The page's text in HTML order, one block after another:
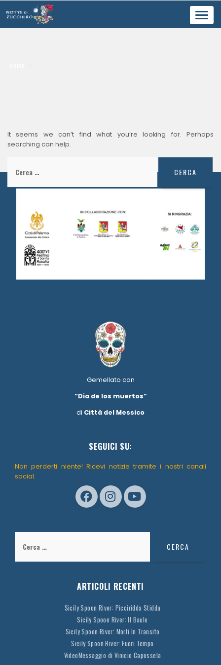
It seems we can’t find what you’re looking for. Perhaps
searching can help.
per:
Gemellato con
“Dia de los muertos”
di Città del Messico
SEGUICI SU:
Non perderti niente! Ricevi notizie tramite i nostri canali
social.
per:
ARTICOLI RECENTI
Sicily Spoon River: Picciridda Stidda
Sicily Spoon River: Il Baule
Sicily Spoon River: Morti In Transito
Sicily Spoon River: Fuori Tempo
VideoMessaggio di Vinicio Capossela